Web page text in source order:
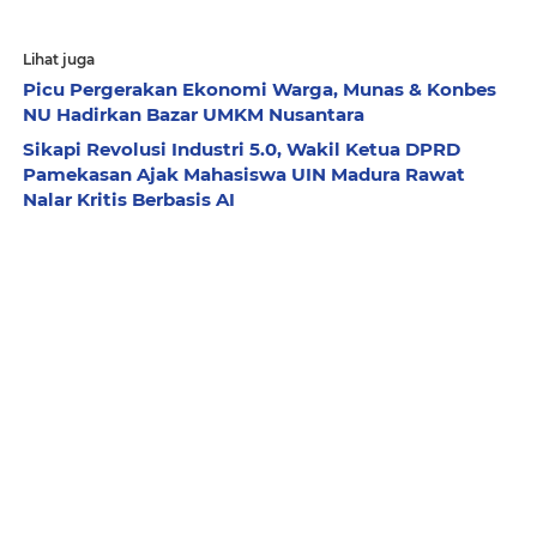
Lihat juga
Picu Pergerakan Ekonomi Warga, Munas & Konbes
NU Hadirkan Bazar UMKM Nusantara
Sikapi Revolusi Industri 5.0, Wakil Ketua DPRD
Pamekasan Ajak Mahasiswa UIN Madura Rawat
Nalar Kritis Berbasis AI